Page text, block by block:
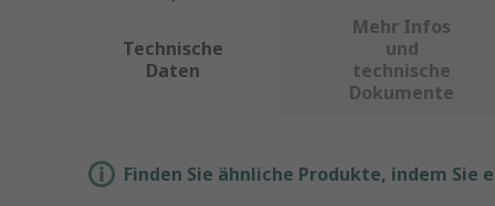
Technische
Daten
Mehr Infos
und
technische
Dokumente
Finden Sie ähnliche Produkte, indem